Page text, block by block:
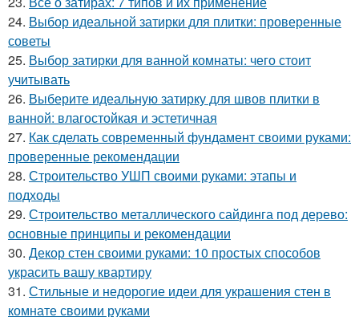
24. Выбор идеальной затирки для плитки: проверенные
советы
25. Выбор затирки для ванной комнаты: чего стоит
учитывать
26. Выберите идеальную затирку для швов плитки в
ванной: влагостойкая и эстетичная
27. Как сделать современный фундамент своими руками:
проверенные рекомендации
28. Строительство УШП своими руками: этапы и
подходы
29. Строительство металлического сайдинга под дерево:
основные принципы и рекомендации
30. Декор стен своими руками: 10 простых способов
украсить вашу квартиру
31. Стильные и недорогие идеи для украшения стен в
комнате своими руками